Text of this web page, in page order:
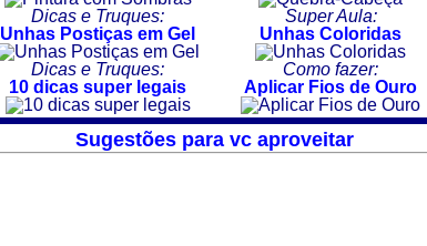
Dicas e Truques:
Unhas Postiças em Gel
Super Aula:
Unhas Coloridas
Dicas e Truques:
10 dicas super legais
Como fazer:
Aplicar Fios de Ouro
Sugestões para vc aproveitar